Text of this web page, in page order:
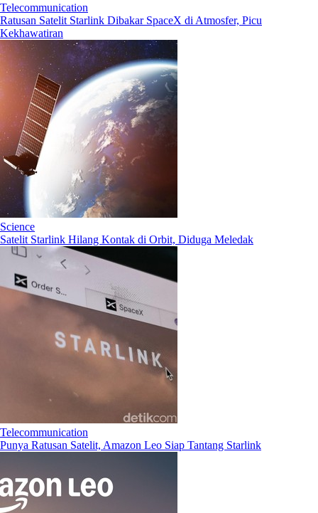
Telecommunication
Ratusan Satelit Starlink Dibakar SpaceX di Atmosfer, Picu
Kekhawatiran
Science
Satelit Starlink Hilang Kontak di Orbit, Diduga Meledak
Telecommunication
Punya Ratusan Satelit, Amazon Leo Siap Tantang Starlink